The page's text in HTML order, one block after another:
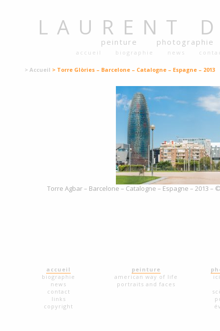
LAURENT
peinture photographie
accueil biographie news
> Accueil > Torre Glòries – Barcelone – Catalogne – Espagne – 2013
Torre Agbar – Barcelone – Catalogne – Espagne – 2013
accueil
biographie
news
contact
links
copyright
peinture
american way of life
portraits and faces